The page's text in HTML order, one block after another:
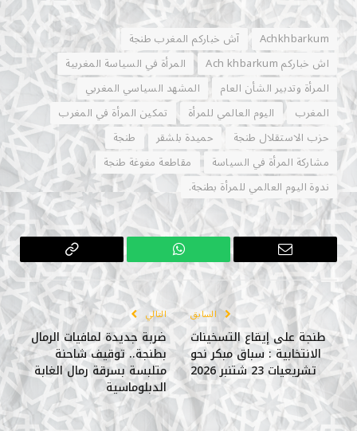
Achkhbarkum
آش خباركم المغرب طنجة
اش خباركم Ach khbarkum
المرأة في السياسة المغربية
المرأة وتدبير الشأن العام
المشهد السياسي المغربي
المغرب
اليوم العالمي للمرأة
تمكين المرأة في المغرب
حزب الاستقلال طنجة
حميدة بلشقر
طنجة
مشاركة المرأة في السياسة
مقاطعة مغوغة طنجة
ندوة اليوم العالمي للمرأة بطنجة.
البريد
الإلكتروني
واتساب
Copy
Link
السابق
طنجة على إيقاع التسخينات
الانتخابية : سباق مبكر نحو
تشريعيات 23 شتنبر 2026
التالي
ضربة جديدة لمافيات الرمال
بطنجة.. توقيف شاحنة
متلبسة بسرقة رمال الغابة
الدبلوماسية